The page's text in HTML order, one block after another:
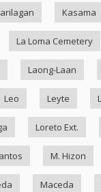
Kasama
La Loma Cemetery
Laong-Laan
Leo Leyte
Loreto Ext.
M. Hizon
Maceda